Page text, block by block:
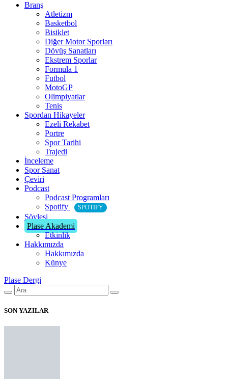
Branş
Atletizm
Basketbol
Bisiklet
Diğer Motor Sporları
Dövüş Sanatları
Ekstrem Sporlar
Formula 1
Futbol
MotoGP
Olimpiyatlar
Tenis
Spordan Hikayeler
Ezeli Rekabet
Portre
Spor Tarihi
Trajedi
İnceleme
Spor Sanat
Çeviri
Podcast
Podcast Programları
Spotify
SPOTIFY
Söyleşi
Plase Akademi
Etkinlik
Hakkımızda
Hakkımızda
Künye
Plase Dergi
SON YAZILAR